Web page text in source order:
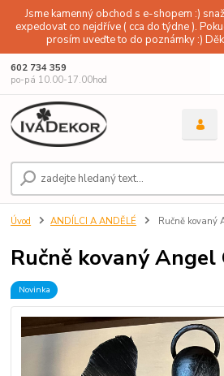
Jsme kamenný obchod s e-shopem :)
expedovat co nejdříve ( cca do týdne ).
prosím uveďte to do poznámky :)
602 734 359
po-pá 10.00-17.00hod
Úvod ANDÍLCI A ANDĚLÉ Ručně kovaný
Ručně kovaný Angel
Novinka